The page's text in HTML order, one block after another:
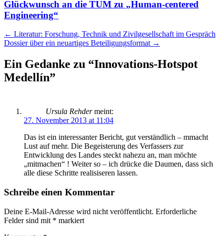
Glückwunsch an die TUM zu „Human-centered
Engineering“
Artikel
Navigation
← Literatur: Forschung, Technik und Zivilgesellschaft im Gespräch
Dossier über ein neuartiges Beteiligungsformat →
Ein Gedanke zu “Innovations-Hotspot
Medellín”
Ursula Rehder meint:
27. November 2013 at 11:04
Das ist ein interessanter Bericht, gut verständlich – mmacht
Lust auf mehr. Die Begeisterung des Verfassers zur
Entwicklung des Landes steckt nahezu an, man möchte
„mitmachen“ ! Weiter so – ich drücke die Daumen, dass sich
alle diese Schritte realisiseren lassen.
Schreibe einen Kommentar
Deine E-Mail-Adresse wird nicht veröffentlicht. Erforderliche
Felder sind mit * markiert